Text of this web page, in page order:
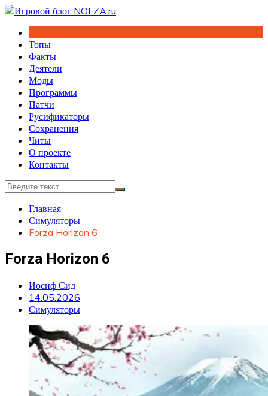
Перейти
содержимому
Топы
Факты
Деятели
Моды
Программы
Патчи
Русификаторы
Сохранения
Читы
О проекте
Контакты
Главная
Симуляторы
Forza Horizon 6
Forza Horizon 6
Иосиф Сид
14.05.2026
Симуляторы